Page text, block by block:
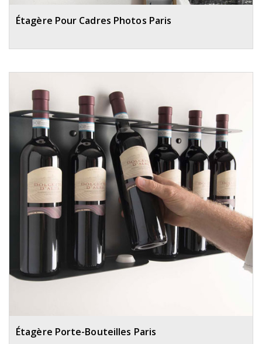
Étagère Pour Cadres Photos Paris
Étagère Porte-Bouteilles Paris